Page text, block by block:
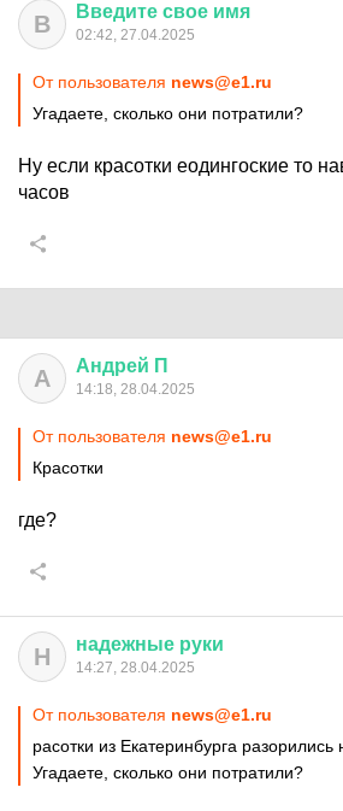
В Введите свое имя
02:42, 27.04.2025
От пользователя news@e1.ru
Угадаете, сколько они потратили?
Ну если красотки еодингоские то
часов
А Андрей П
14:18, 28.04.2025
От пользователя news@e1.ru
Красотки
где?
Н надежные руки
14:27, 28.04.2025
От пользователя news@e1.ru
расотки из Екатеринбурга
Угадаете, сколько они потратили?